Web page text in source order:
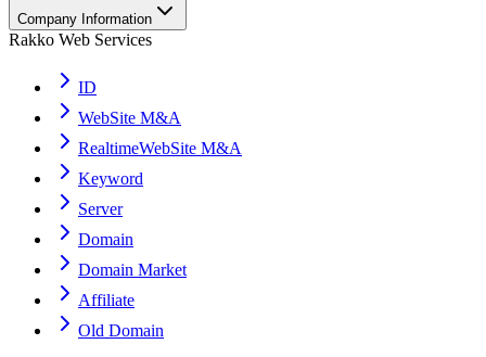
Company Information
Rakko Web Services
ID
WebSite M&A
RealtimeWebSite M&A
Keyword
Server
Domain
Domain Market
Affiliate
Old Domain